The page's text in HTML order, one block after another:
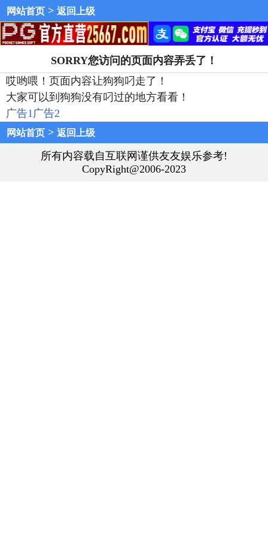
网站首页 > 返回上级
SORRY您访问的页面内容弄丢了！
哎哟喂！页面内容让狗狗叼走了！
大家可以到狗狗没有叼过的地方看看！
广告1广告2
网站首页 > 返回上级
所有内容载自互联网谨供友友娱乐参考!
CopyRight@2006-2023